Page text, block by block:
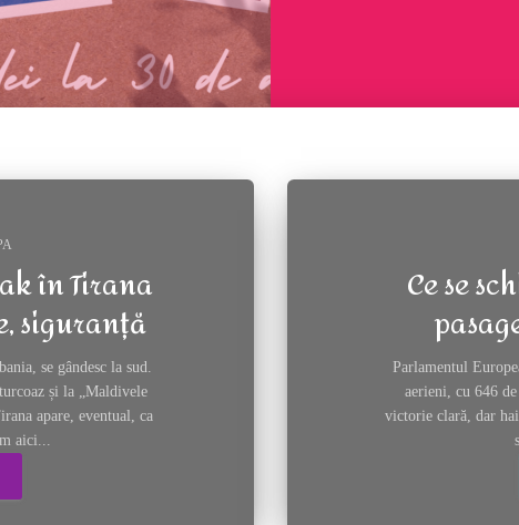
multilateral
în Tirana
siguranță
se gândesc la sud.
și la „Maldivele
apare, eventual, ca
aici...
Ce se
Parlamentul
aerieni, cu 646
victorie clară, dar